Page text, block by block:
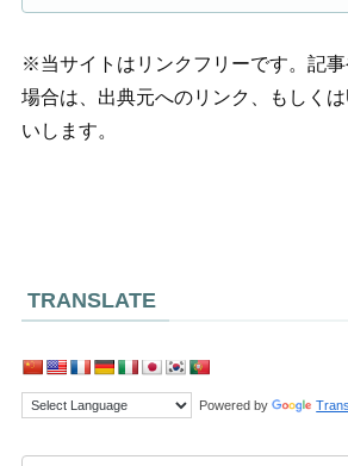
※当サイトはリンクフリーです。記
場合は、出典元へのリンク、もしく
いします。
TRANSLATE
Powered by